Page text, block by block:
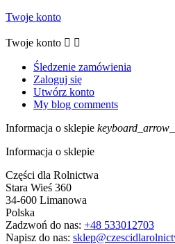
Twoje konto
Twoje konto  
Śledzenie zamówienia
Zaloguj się
Utwórz konto
My blog comments
Informacja o sklepie
Informacja o sklepie
Części dla Rolnictwa
Stara Wieś 360
34-600 Limanowa
Polska
Zadzwoń do nas: +48 533012703
Napisz do nas: